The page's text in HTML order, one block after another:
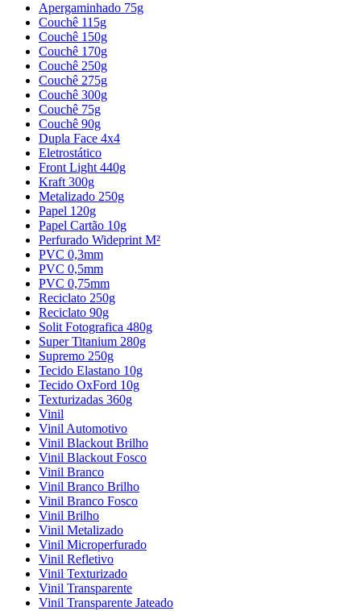
Apergaminhado 75g
Couchê 115g
Couchê 150g
Couchê 170g
Couchê 250g
Couchê 275g
Couchê 300g
Couchê 75g
Couchê 90g
Dupla Face 4x4
Eletrostático
Front Light 440g
Kraft 300g
Metalizado 250g
Papel 120g
Papel Cartão 10g
Perfurado Wideprint M²
PVC 0,3mm
PVC 0,5mm
PVC 0,75mm
Reciclato 250g
Reciclato 90g
Solit Fotografica 480g
Super Titanium 280g
Supremo 250g
Tecido Elastano 10g
Tecido OxFord 10g
Texturizadas 360g
Vinil
Vinil Automotivo
Vinil Blackout Brilho
Vinil Blackout Fosco
Vinil Branco
Vinil Branco Brilho
Vinil Branco Fosco
Vinil Brilho
Vinil Metalizado
Vinil Microperfurado
Vinil Refletivo
Vinil Texturizado
Vinil Transparente
Vinil Transparente Jateado